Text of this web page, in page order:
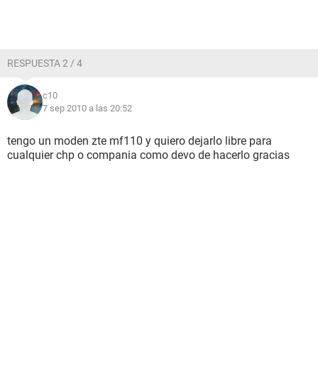
RESPUESTA 2 / 4
c10
7 sep 2010 a las 20:52
tengo un moden zte mf110 y quiero dejarlo libre para
cualquier chp o compania como devo de hacerlo gracias